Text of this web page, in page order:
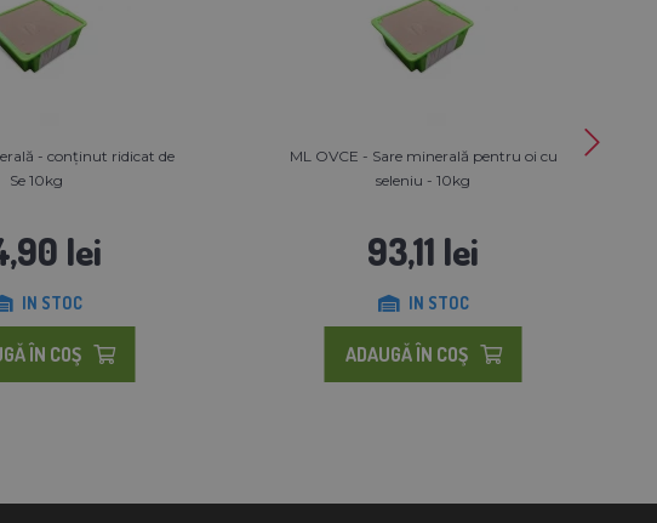
- conținut ridicat de
Se 10kg
lei
IN STOC
ÎN COŞ
ML OVCE - Sare minerală pentru oi cu
seleniu - 10kg
93,11 lei
IN STOC
ADAUGĂ ÎN COŞ